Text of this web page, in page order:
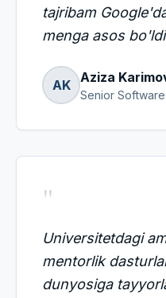
tajribam
menga asos
AK Aziza
Senior
"
Universitetdagi
mentorlik
dunyosiga